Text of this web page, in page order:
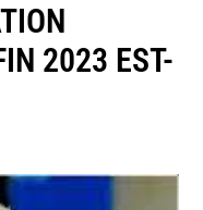
2023 EST-